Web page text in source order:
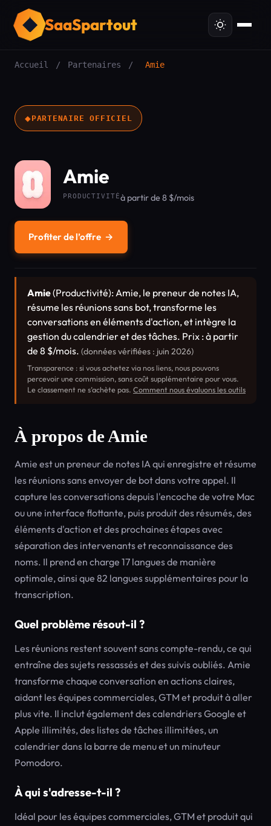
SaaSpartout
Accueil / Partenaires / Amie
◆PARTENAIRE OFFICIEL
Amie
PRODUCTIVITÉà partir de 8 $/mois
Profiter de l’offre →
Amie(Productivité): Amie, le preneur de notes IA,
résume les réunions sans bot, transforme les
conversations en éléments d'action, et intègre la
gestion du calendrier et des tâches. Prix : à partir
de 8 $/mois. (données vérifiées : juin 2026)
Transparence : si vous achetez via nos liens, nous pouvons
percevoir une commission, sans coût supplémentaire pour vous.
Le classement ne s’achète pas. Comment nous évaluons les outils
À propos de Amie
Amie est un preneur de notes IA qui enregistre et résume
les réunions sans envoyer de bot dans votre appel. Il
capture les conversations depuis l'encoche de votre Mac
ou une interface flottante, puis produit des résumés, des
éléments d'action et des prochaines étapes avec
séparation des intervenants et reconnaissance des
noms. Il prend en charge 17 langues de manière
optimale, ainsi que 82 langues supplémentaires pour la
transcription.
Quel problème résout-il ?
Les réunions restent souvent sans compte-rendu, ce qui
entraîne des sujets ressassés et des suivis oubliés. Amie
transforme chaque conversation en actions claires,
aidant les équipes commerciales, GTM et produit à aller
plus vite. Il inclut également des calendriers Google et
Apple illimités, des listes de tâches illimitées, un
calendrier dans la barre de menu et un minuteur
Pomodoro.
À qui s'adresse-t-il ?
Idéal pour les équipes commerciales, GTM et produit qui